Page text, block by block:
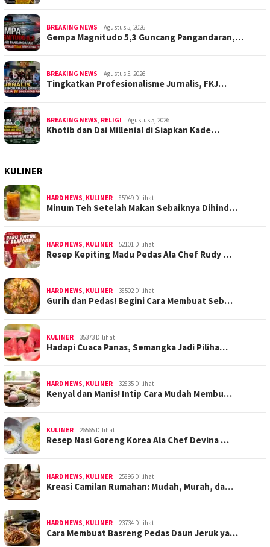
BREAKING NEWS Agustus 5, 2026
Gempa Magnitudo 5,3 Guncang Pangandaran,…
BREAKING NEWS Agustus 5, 2026
Tingkatkan Profesionalisme Jurnalis, FKJ…
BREAKING NEWS, RELIGI Agustus 5, 2026
Khotib dan Dai Millenial di Siapkan Kade…
KULINER
HARD NEWS, KULINER 85949 Dilihat
Minum Teh Setelah Makan Sebaiknya Dihind…
HARD NEWS, KULINER 52101 Dilihat
Resep Kepiting Madu Pedas Ala Chef Rudy …
HARD NEWS, KULINER 38502 Dilihat
Gurih dan Pedas! Begini Cara Membuat Seb…
KULINER 35373 Dilihat
Hadapi Cuaca Panas, Semangka Jadi Piliha…
HARD NEWS, KULINER 32835 Dilihat
Kenyal dan Manis! Intip Cara Mudah Membu…
KULINER 26565 Dilihat
Resep Nasi Goreng Korea Ala Chef Devina …
HARD NEWS, KULINER 25896 Dilihat
Kreasi Camilan Rumahan: Mudah, Murah, da…
HARD NEWS, KULINER 23734 Dilihat
Cara Membuat Basreng Pedas Daun Jeruk ya…